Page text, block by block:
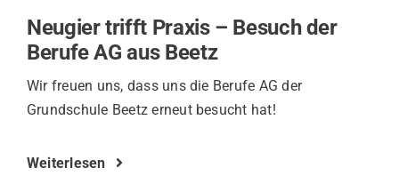
Neugier trifft Praxis – Besuch der
Berufe AG aus Beetz
Wir freuen uns, dass uns die Berufe AG der
Grundschule Beetz erneut besucht hat!
Weiterlesen